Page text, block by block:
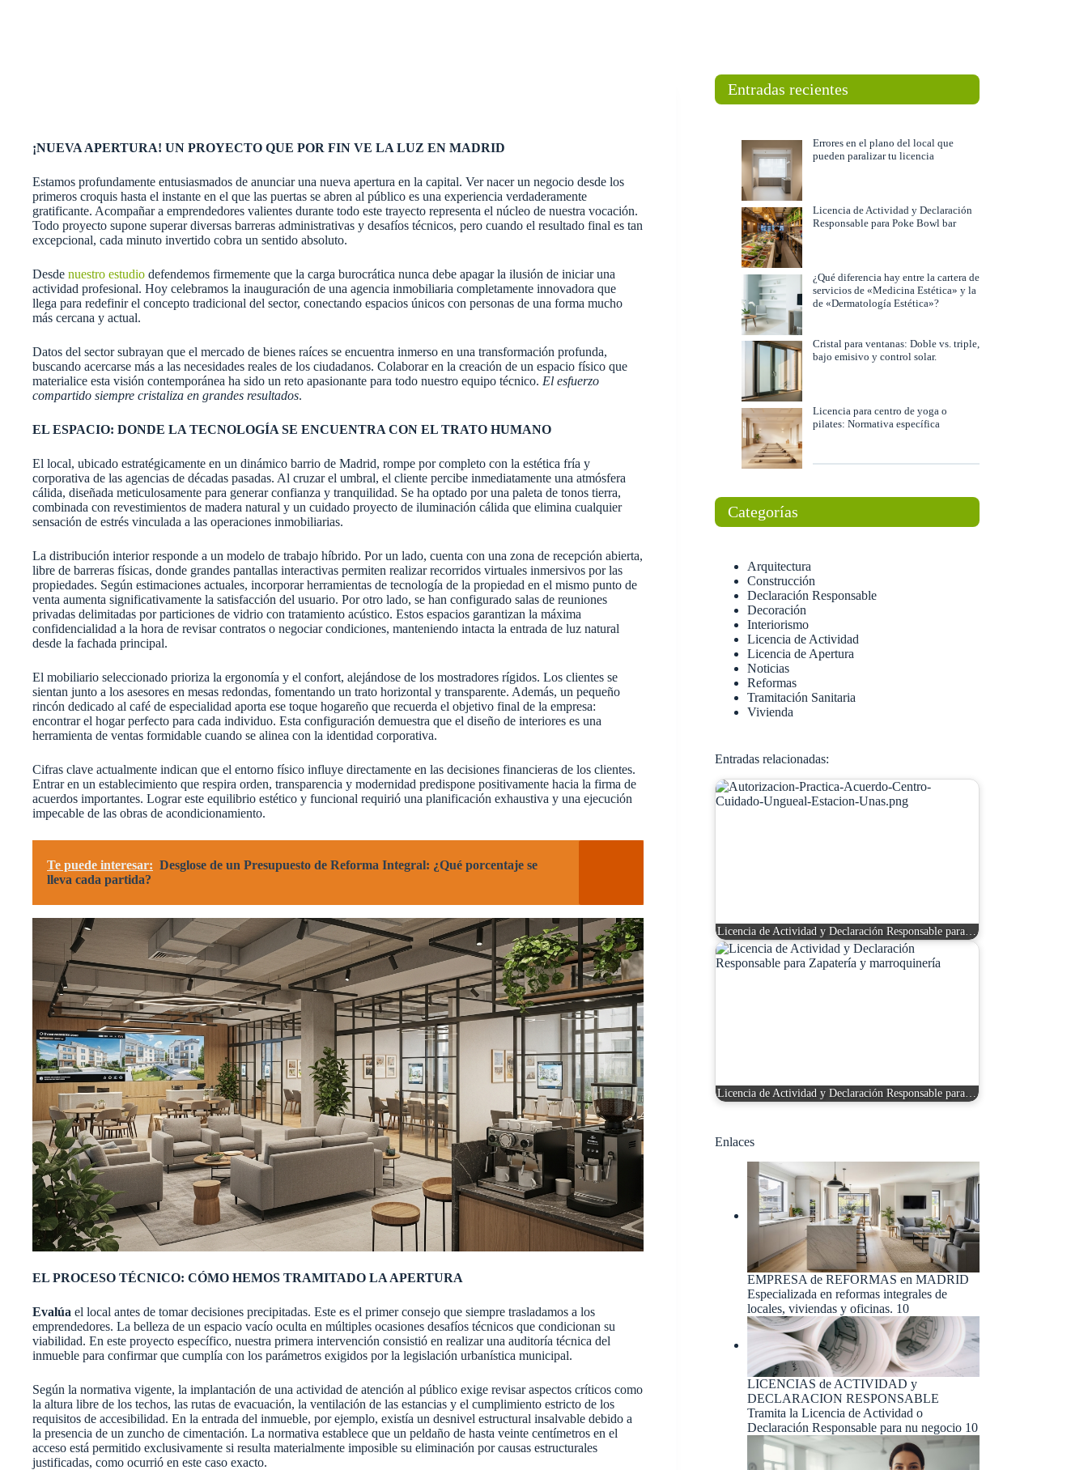
¡NUEVA APERTURA! UN PROYECTO QUE POR FIN VE LA LUZ EN MADRID
Estamos profundamente entusiasmados de anunciar una nueva apertura en la capital. Ver nacer un negocio desde los
primeros croquis hasta el instante en el que las puertas se abren al público es una experiencia verdaderamente
gratificante. Acompañar a emprendedores valientes durante todo este trayecto representa el núcleo de nuestra vocación.
Todo proyecto supone superar diversas barreras administrativas y desafíos técnicos, pero cuando el resultado final es tan
excepcional, cada minuto invertido cobra un sentido absoluto.
Desde nuestro estudio defendemos firmemente que la carga burocrática nunca debe apagar la ilusión de iniciar una
actividad profesional. Hoy celebramos la inauguración de una agencia inmobiliaria completamente innovadora que
llega para redefinir el concepto tradicional del sector, conectando espacios únicos con personas de una forma mucho
más cercana y actual.
Datos del sector subrayan que el mercado de bienes raíces se encuentra inmerso en una transformación profunda,
buscando acercarse más a las necesidades reales de los ciudadanos. Colaborar en la creación de un espacio físico que
materialice esta visión contemporánea ha sido un reto apasionante para todo nuestro equipo técnico. El esfuerzo
compartido siempre cristaliza en grandes resultados.
EL ESPACIO: DONDE LA TECNOLOGÍA SE ENCUENTRA CON EL TRATO HUMANO
El local, ubicado estratégicamente en un dinámico barrio de Madrid, rompe por completo con la estética fría y
corporativa de las agencias de décadas pasadas. Al cruzar el umbral, el cliente percibe inmediatamente una atmósfera
cálida, diseñada meticulosamente para generar confianza y tranquilidad. Se ha optado por una paleta de tonos tierra,
combinada con revestimientos de madera natural y un cuidado proyecto de iluminación cálida que elimina cualquier
sensación de estrés vinculada a las operaciones inmobiliarias.
La distribución interior responde a un modelo de trabajo híbrido. Por un lado, cuenta con una zona de recepción abierta,
libre de barreras físicas, donde grandes pantallas interactivas permiten realizar recorridos virtuales inmersivos por las
propiedades. Según estimaciones actuales, incorporar herramientas de tecnología de la propiedad en el mismo punto de
venta aumenta significativamente la satisfacción del usuario. Por otro lado, se han configurado salas de reuniones
privadas delimitadas por particiones de vidrio con tratamiento acústico. Estos espacios garantizan la máxima
confidencialidad a la hora de revisar contratos o negociar condiciones, manteniendo intacta la entrada de luz natural
desde la fachada principal.
El mobiliario seleccionado prioriza la ergonomía y el confort, alejándose de los mostradores rígidos. Los clientes se
sientan junto a los asesores en mesas redondas, fomentando un trato horizontal y transparente. Además, un pequeño
rincón dedicado al café de especialidad aporta ese toque hogareño que recuerda el objetivo final de la empresa:
encontrar el hogar perfecto para cada individuo. Esta configuración demuestra que el diseño de interiores es una
herramienta de ventas formidable cuando se alinea con la identidad corporativa.
Cifras clave actualmente indican que el entorno físico influye directamente en las decisiones financieras de los clientes.
Entrar en un establecimiento que respira orden, transparencia y modernidad predispone positivamente hacia la firma de
acuerdos importantes. Lograr este equilibrio estético y funcional requirió una planificación exhaustiva y una ejecución
impecable de las obras de acondicionamiento.
Te puede interesar: Desglose de un Presupuesto de Reforma Integral: ¿Qué porcentaje se
lleva cada partida?
EL PROCESO TÉCNICO: CÓMO HEMOS TRAMITADO LA APERTURA
Evalúa el local antes de tomar decisiones precipitadas. Este es el primer consejo que siempre trasladamos a los
emprendedores. La belleza de un espacio vacío oculta en múltiples ocasiones desafíos técnicos que condicionan su
viabilidad. En este proyecto específico, nuestra primera intervención consistió en realizar una auditoría técnica del
inmueble para confirmar que cumplía con los parámetros exigidos por la legislación urbanística municipal.
Según la normativa vigente, la implantación de una actividad de atención al público exige revisar aspectos críticos como
la altura libre de los techos, las rutas de evacuación, la ventilación de las estancias y el cumplimiento estricto de los
requisitos de accesibilidad. En la entrada del inmueble, por ejemplo, existía un desnivel estructural insalvable debido a
la presencia de un zuncho de cimentación. La normativa establece que un peldaño de hasta veinte centímetros en el
acceso está permitido exclusivamente si resulta materialmente imposible su eliminación por causas estructurales
justificadas, como ocurrió en este caso exacto.
Entradas recientes
Errores en el plano del local que
pueden paralizar tu licencia
Licencia de Actividad y Declaración
Responsable para Poke Bowl bar
¿Qué diferencia hay entre la cartera de
servicios de «Medicina Estética» y la
de «Dermatología Estética»?
Cristal para ventanas: Doble vs. triple,
bajo emisivo y control solar.
Licencia para centro de yoga o
pilates: Normativa específica
Categorías
Arquitectura
Construcción
Declaración Responsable
Decoración
Interiorismo
Licencia de Actividad
Licencia de Apertura
Noticias
Reformas
Tramitación Sanitaria
Vivienda
Entradas relacionadas:
Licencia de Actividad y Declaración Responsable para…
Licencia de Actividad y Declaración Responsable para…
Enlaces
EMPRESA de REFORMAS en MADRID
Especializada en reformas integrales de
locales, viviendas y oficinas. 10
LICENCIAS de ACTIVIDAD y
DECLARACION RESPONSABLE
Tramita la Licencia de Actividad o
Declaración Responsable para nu negocio 10